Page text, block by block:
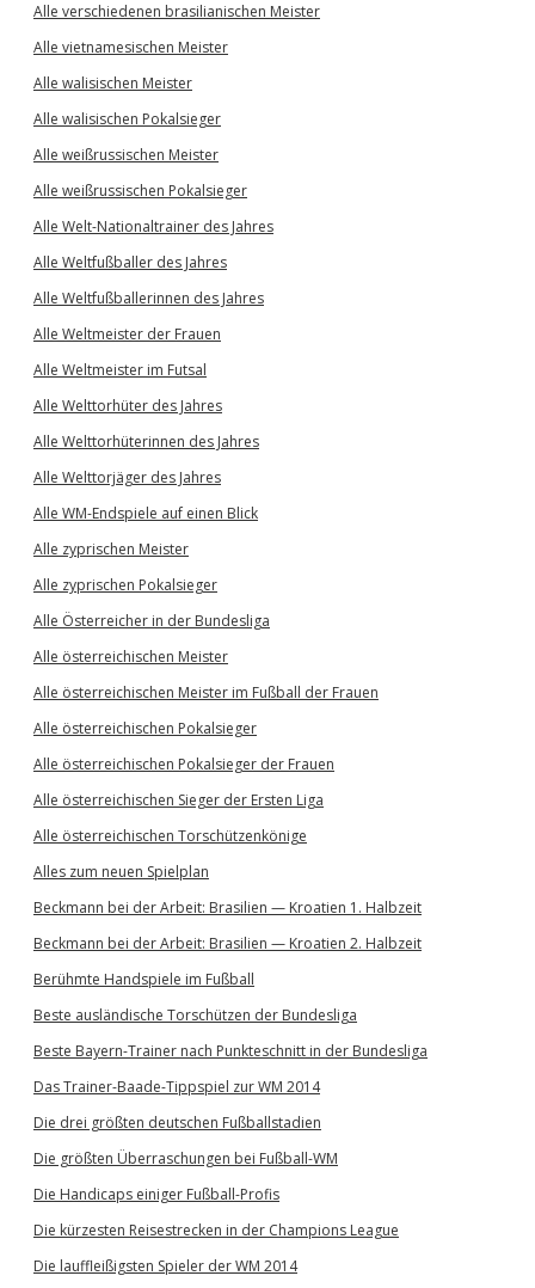
Alle verschiedenen brasilianischen Meister
Alle vietnamesischen Meister
Alle walisischen Meister
Alle walisischen Pokalsieger
Alle weißrussischen Meister
Alle weißrussischen Pokalsieger
Alle Welt-Nationaltrainer des Jahres
Alle Weltfußballer des Jahres
Alle Weltfußballerinnen des Jahres
Alle Weltmeister der Frauen
Alle Weltmeister im Futsal
Alle Welttorhüter des Jahres
Alle Welttorhüterinnen des Jahres
Alle Welttorjäger des Jahres
Alle WM-Endspiele auf einen Blick
Alle zyprischen Meister
Alle zyprischen Pokalsieger
Alle Österreicher in der Bundesliga
Alle österreichischen Meister
Alle österreichischen Meister im Fußball der Frauen
Alle österreichischen Pokalsieger
Alle österreichischen Pokalsieger der Frauen
Alle österreichischen Sieger der Ersten Liga
Alle österreichischen Torschützenkönige
Alles zum neuen Spielplan
Beckmann bei der Arbeit: Brasilien — Kroatien 1. Halbzeit
Beckmann bei der Arbeit: Brasilien — Kroatien 2. Halbzeit
Berühmte Handspiele im Fußball
Beste ausländische Torschützen der Bundesliga
Beste Bayern-Trainer nach Punkteschnitt in der Bundesliga
Das Trainer-Baade-Tippspiel zur WM 2014
Die drei größten deutschen Fußballstadien
Die größten Überraschungen bei Fußball-WM
Die Handicaps einiger Fußball-Profis
Die kürzesten Reisestrecken in der Champions League
Die lauffleißigsten Spieler der WM 2014